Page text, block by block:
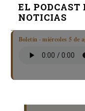
EL PODCAST
NOTICIAS
Boletín · miércoles 5 de